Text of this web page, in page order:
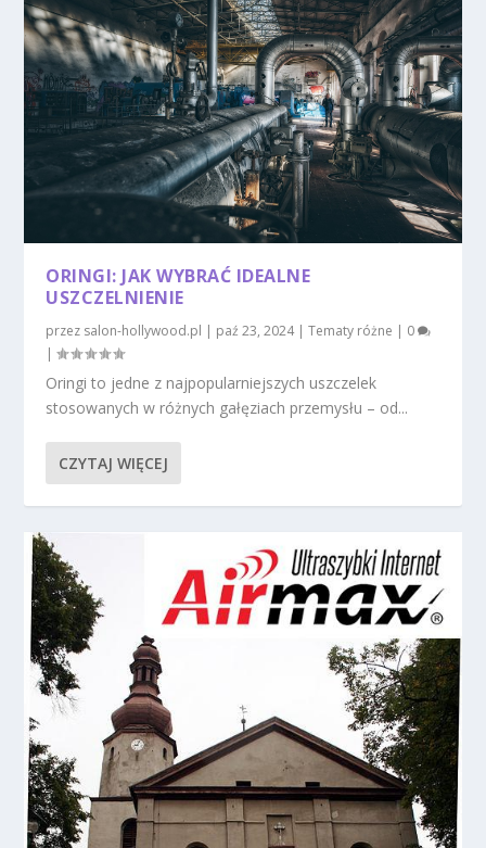
ORINGI: JAK WYBRAĆ IDEALNE
USZCZELNIENIE
przez salon-hollywood.pl | paź 23, 2024|Tematy różne | 0
|
Oringi to jedne z najpopularniejszych uszczelek
stosowanych w różnych gałęziach przemysłu – od...
CZYTAJ WIĘCEJ